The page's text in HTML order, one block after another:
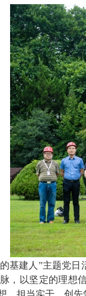
基建人”主题党
，以坚定的理想
、担当实干、创